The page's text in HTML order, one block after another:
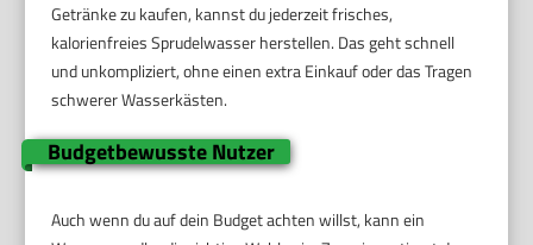
Getränke zu kaufen, kannst du jederzeit frisches,
kalorienfreies Sprudelwasser herstellen. Das geht schnell
und unkompliziert, ohne einen extra Einkauf oder das Tragen
schwerer Wasserkästen.
Budgetbewusste Nutzer
Auch wenn du auf dein Budget achten willst, kann ein